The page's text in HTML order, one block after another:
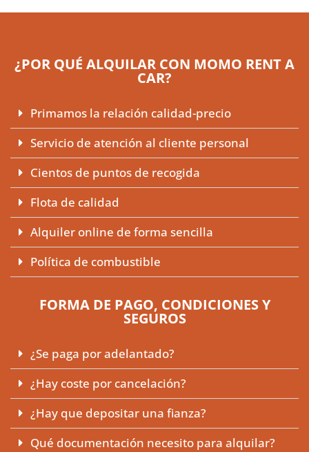
¿POR QUÉ ALQUILAR CON MOMO RENT A
CAR?
Primamos la relación calidad-precio
Servicio de atención al cliente personal
Cientos de puntos de recogida
Flota de calidad
Alquiler online de forma sencilla
Política de combustible
FORMA DE PAGO, CONDICIONES Y
SEGUROS
¿Se paga por adelantado?
¿Hay coste por cancelación?
¿Hay que depositar una fianza?
Qué documentación necesito para alquilar?